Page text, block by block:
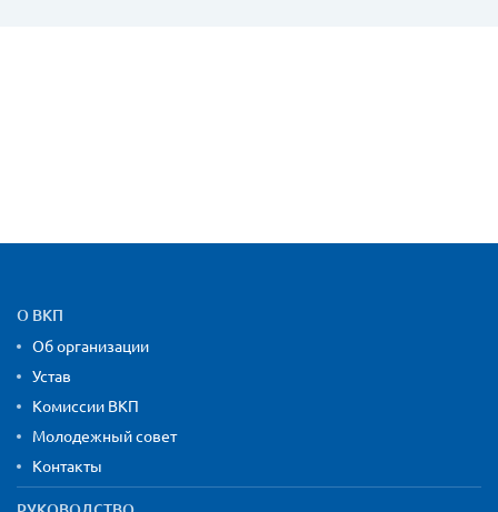
Карта сайта и контактная
О ВКП
Об организации
Устав
Комиссии ВКП
Молодежный совет
Контакты